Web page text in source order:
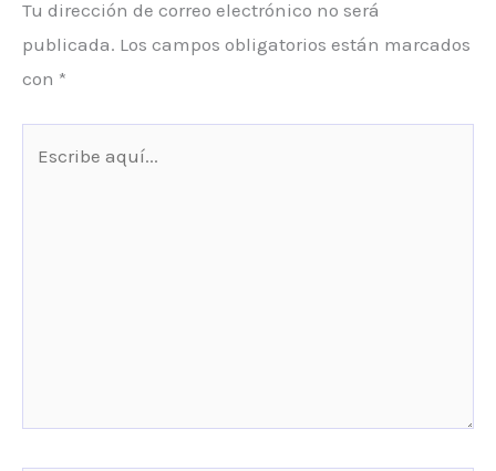
Tu dirección de correo electrónico no será
publicada. Los campos obligatorios están marcados
con *